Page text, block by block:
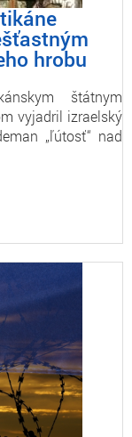
hrobu
štátnym
vyjadril izraelský
„ľútosť“ nad